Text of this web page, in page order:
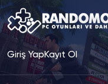
Giriş YapKayıt Ol